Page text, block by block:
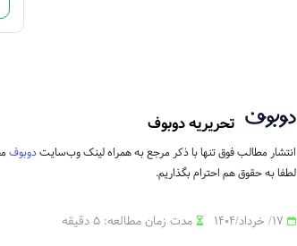
تحریریه دوبوف
انتشار مطالب فوق تنها با ذکر مرجع به همراه لینک وب‌سایتدوبوف
لطفا به حقوق هم احترام بگذاریم.
مدت زمان مطالعه: 5 دقیقه